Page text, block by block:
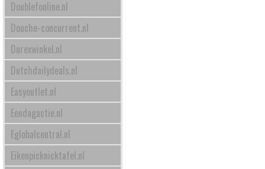
Doublefonline.nl
Douche-concurrent.nl
Durexwinkel.nl
Dutchdailydeals.nl
Easyoutlet.nl
Eendagactie.nl
Eglobalcentral.nl
Eikenpicknicktafel.nl